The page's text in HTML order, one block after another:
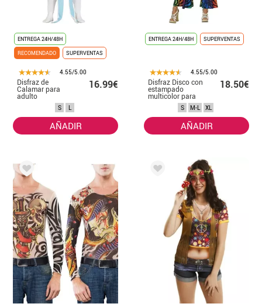
ENTREGA 24H/48H
RECOMENDADO
SUPERVENTAS
4.55/5.00
Disfraz de
Calamar para
adulto
16.99€
S L
AÑADIR
ENTREGA 24H/48H SUPERVENTAS
4.55/5.00
Disfraz Disco con
estampado
multicolor para
18.50€
S M-L XL
AÑADIR